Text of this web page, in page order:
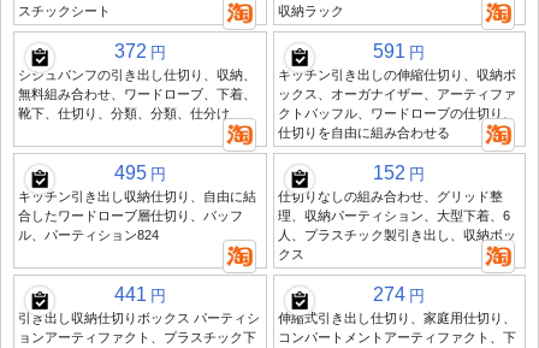
スチックシート
収納ラック
372 円
シシュバンフの引き出し仕切り、収納、
無料組み合わせ、ワードローブ、下着、
靴下、仕切り、分類、分類、仕分け
591 円
キッチン引き出しの伸縮仕切り、収納ボ
ックス、オーガナイザー、アーティファ
クトバッフル、ワードローブの仕切り、
仕切りを自由に組み合わせる
495 円
キッチン引き出し収納仕切り、自由に結
合したワードローブ層仕切り、バッフ
ル、パーティション824
152 円
仕切りなしの組み合わせ、グリッド整
理、収納パーティション、大型下着、6
人、プラスチック製引き出し、収納ボッ
クス
441 円
引き出し収納仕切りボックス パーティシ
ョンアーティファクト、プラスチック下
274 円
伸縮式引き出し仕切り、家庭用仕切り、
コンパートメントアーティファクト、下